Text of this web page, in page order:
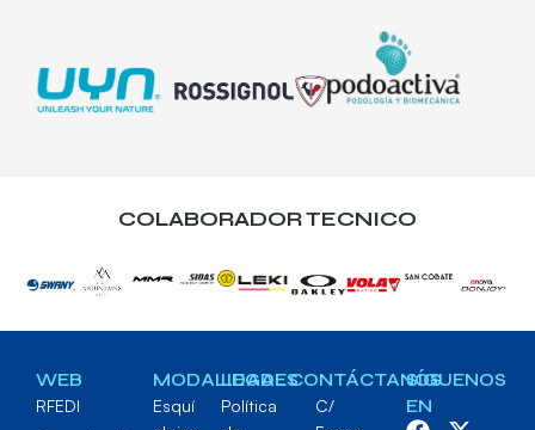
COLABORADOR TECNICO
WEB
RFEDI
MODALIDADES
Esquí
LEGAL
Política
CONTÁCTANOS
C/
SÍGUENOS
EN